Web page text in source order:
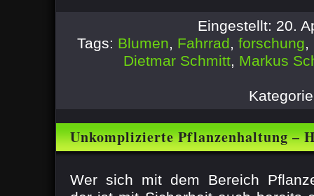
Eingestellt: 20.
Tags: Blumen, Fahrrad, forschung,
Dietmar Schmitt, Markus
Unkomplizierte Pflanzenhaltung –
Wer sich mit dem Bereich